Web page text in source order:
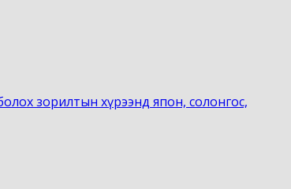
зорилтын хүрээнд япон, солонгос,